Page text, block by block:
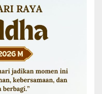
antara lain, Forkopimda
para pejabat di
tokoh agama dan
Simalungun 2 periode,JR
di Polres Simalungun ini,
Kabupaten